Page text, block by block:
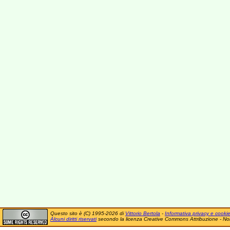
Questo sito è (C) 1995-2026 di Vittorio Bertola - Informativa privacy e cookie
Alcuni diritti riservatisecondo la licenza Creative Commons Attribuzione -